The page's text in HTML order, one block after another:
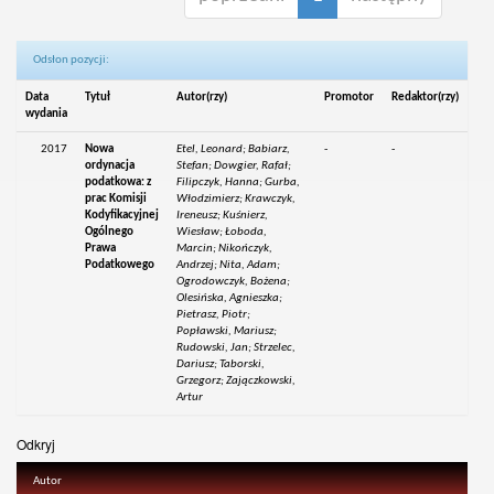
Odsłon pozycji:
Data
wydania
Tytuł Autor(rzy) Promotor Redaktor(rzy)
2017
Nowa
ordynacja
podatkowa: z
prac Komisji
Kodyfikacyjnej
Ogólnego
Prawa
Podatkowego
Etel, Leonard; Babiarz,
Stefan; Dowgier, Rafał;
Filipczyk, Hanna; Gurba,
Włodzimierz; Krawczyk,
Ireneusz; Kuśnierz,
Wiesław; Łoboda,
Marcin; Nikończyk,
Andrzej; Nita, Adam;
Ogrodowczyk, Bożena;
Olesińska, Agnieszka;
Pietrasz, Piotr;
Popławski, Mariusz;
Rudowski, Jan; Strzelec,
Dariusz; Taborski,
Grzegorz; Zajączkowski,
Artur
- -
Odkryj
Autor